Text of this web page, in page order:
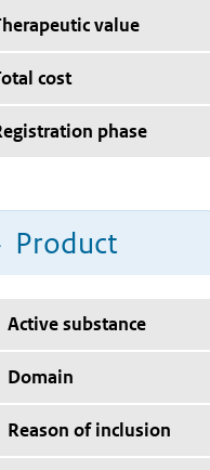
value
cost
phase
Product
Active substance
Domain
Reason of inclusion